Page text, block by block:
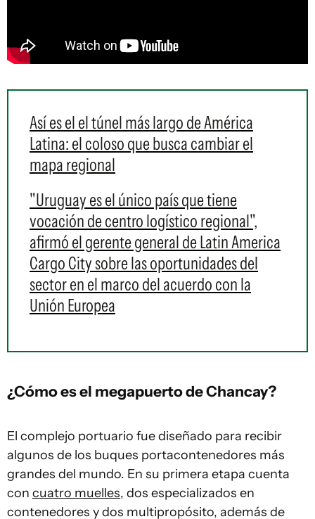
Así es el el túnel más largo de América
Latina: el coloso que busca cambiar el
mapa regional
"Uruguay es el único país que tiene
vocación de centro logístico regional",
afirmó el gerente general de Latin America
Cargo City sobre las oportunidades del
sector en el marco del acuerdo con la
Unión Europea
¿Cómo es el megapuerto de Chancay?
El complejo portuario fue diseñado para recibir
algunos de los buques portacontenedores más
grandes del mundo. En su primera etapa cuenta
con cuatro muelles, dos especializados en
contenedores y dos multipropósito, además de